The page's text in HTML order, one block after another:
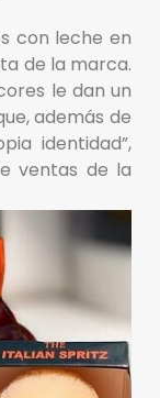
con leche en
de la marca.
le dan un
además de
identidad”,
ventas de la